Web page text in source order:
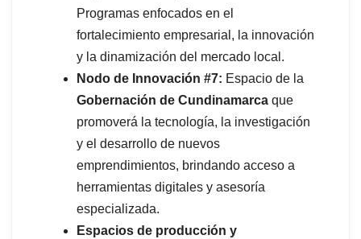
Programas enfocados en el
fortalecimiento empresarial, la innovación
y la dinamización del mercado local.
Nodo de Innovación #7: Espacio de la
Gobernación de Cundinamarca que
promoverá la tecnología, la investigación
y el desarrollo de nuevos
emprendimientos, brindando acceso a
herramientas digitales y asesoría
especializada.
Espacios de producción y